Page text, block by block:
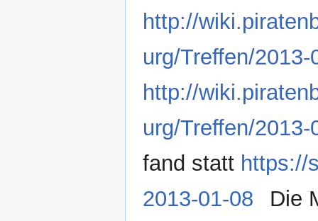
http://
urg/Treffen/2013-
http://
urg/Treffen/2013-
fand statt https://
2013-01-08
Die